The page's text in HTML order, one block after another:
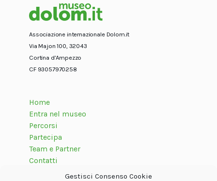
Gestisci Consenso Cookie
Associazione internazionale Dolom.it
Via Majon 100, 32043
Cortina d’Ampezzo
CF 93057970258
Home
Entra nel museo
Percorsi
Partecipa
Team e Partner
Contatti